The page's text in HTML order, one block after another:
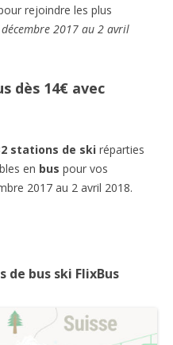
rejoindre les plus
décembre 2017 au 2 avril
dès 14€ avec
stations de ski réparties
en bus pour vos
2017 au 2 avril 2018.
de bus ski FlixBus